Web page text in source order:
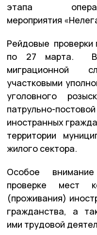
этапа
мероприятия
Рейдовые проверки
по 27 марта. В
миграционной
участковыми
уголовного
патрульно-
иностранных
территории
жилого сектора.
Особое
проверке мест
(проживания)
гражданства, а
ими трудовой